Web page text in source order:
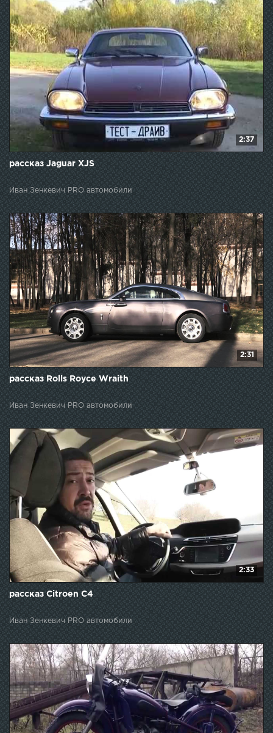
2:37
рассказ Jaguar XJS
Иван Зенкевич PRO автомобили
2:31
рассказ Rolls Royce Wraith
Иван Зенкевич PRO автомобили
2:33
рассказ Citroen C4
Иван Зенкевич PRO автомобили